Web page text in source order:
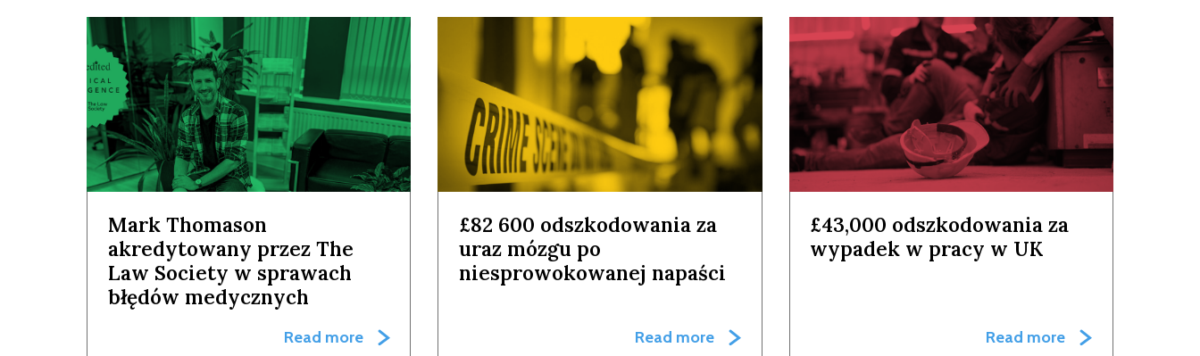
Mark Thomason
akredytowany przez The
Law Society w sprawach
błędów medycznych
Read more
£82 600 odszkodowania za
uraz mózgu po
niesprowokowanej napaści
Read more
£43,000 odszkodowania za
wypadek w pracy w UK
Read more